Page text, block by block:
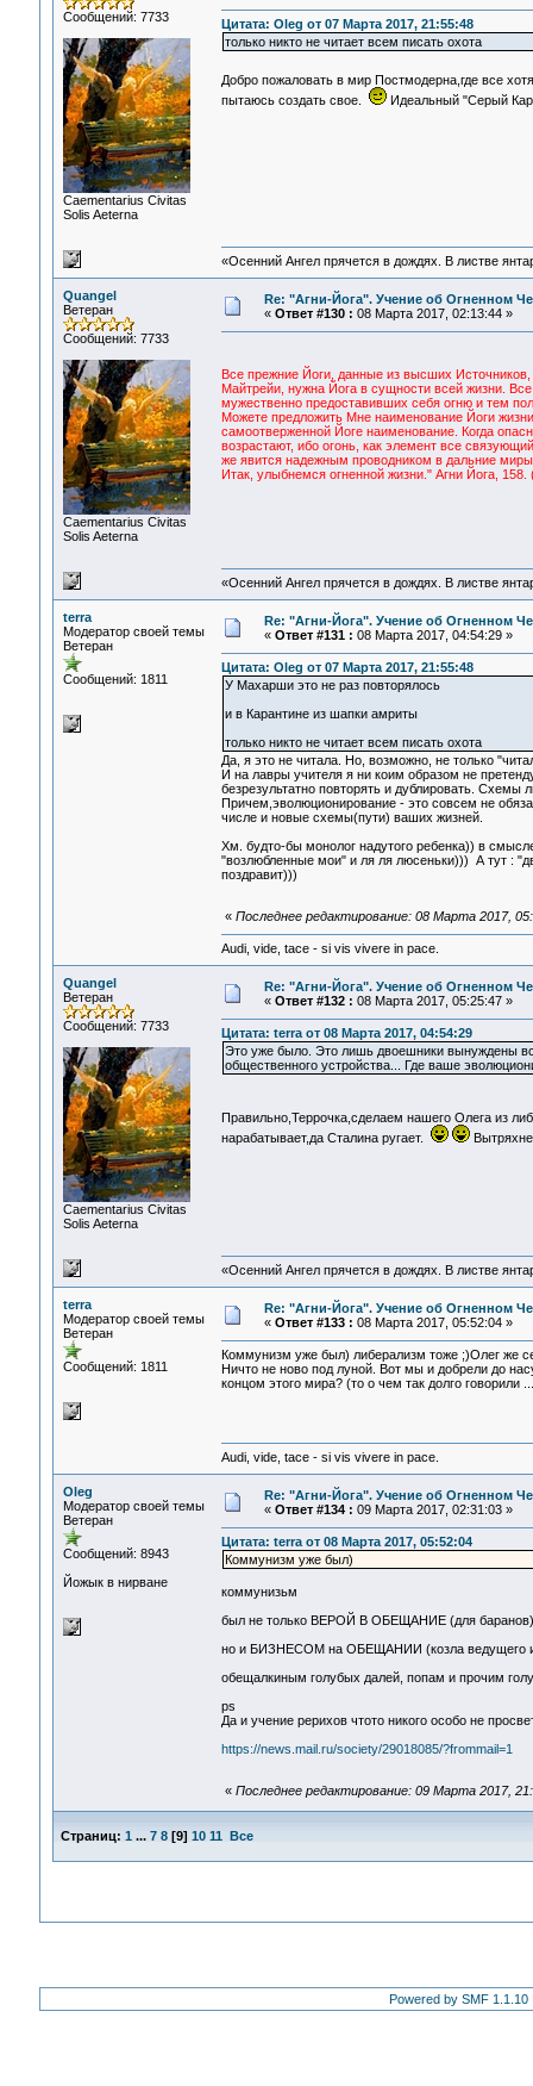
Сообщений: 7733
Сaementarius Civitas
Solis Aeterna
Цитата: Oleg от 07 Марта 2017, 21:55:48
только никто не читает всем писать охота
Добро пожаловать в мир Постмодерна,где все
пытаюсь создать свое.
Идеальный "Серый
«Осенний Ангел прячется в дождях. В листве
Quangel
Ветеран
Сообщений: 7733
Сaementarius Civitas
Solis Aeterna
Re: "Агни-Йога". Учение об Огненном
« Ответ #130 : 08 Марта 2017, 02:13:44 »
Все прежние Йоги, данные из высших
Майтрейи, нужна Йога в сущности всей жизни.
мужественно предоставивших себя огню и тем
Можете предложить Мне наименование Йоги
самоотверженной Йоге наименование. Когда
возрастают, ибо огонь, как элемент все
же явится надежным проводником в дальние
Итак, улыбнемся огненной жизни." Агни Йога,
«Осенний Ангел прячется в дождях. В листве
terra
Модератор своей темы
Ветеран
Сообщений: 1811
Re: "Агни-Йога". Учение об Огненном
« Ответ #131 : 08 Марта 2017, 04:54:29 »
Цитата: Oleg от 07 Марта 2017, 21:55:48
У Махарши это не раз повторялось
и в Карантине из шапки амриты
только никто не читает всем писать охота
Да, я это не читала. Но, возможно, не только
И на лавры учителя я ни коим образом не
безрезультатно повторять и дублировать.
Причем,эволюционирование - это совсем не
числе и новые схемы(пути) ваших жизней.
Хм. будто-бы монолог надутого ребенка)) в
"возлюбленные мои" и ля ля люсеньки))) А тут :
поздравит)))
« Последнее редактирование: 08 Марта 2017,
Audi, vide, tace - si vis vivere in pace.
Quangel
Ветеран
Сообщений: 7733
Сaementarius Civitas
Solis Aeterna
Re: "Агни-Йога". Учение об Огненном
« Ответ #132 : 08 Марта 2017, 05:25:47 »
Цитата: terra от 08 Марта 2017, 04:54:29
Это уже было. Это лишь двоешники вынуждены
общественного устройства... Где ваше
Правильно,Террочка,сделаем нашего Олега из
нарабатывает,да Сталина ругает.
«Осенний Ангел прячется в дождях. В листве
terra
Модератор своей темы
Ветеран
Сообщений: 1811
Re: "Агни-Йога". Учение об Огненном
« Ответ #133 : 08 Марта 2017, 05:52:04 »
Коммунизм уже был) либерализм тоже ;)Олег же
Ничто не ново под луной. Вот мы и добрели до
концом этого мира? (то о чем так долго говорили
Audi, vide, tace - si vis vivere in pace.
Oleg
Модератор своей темы
Ветеран
Сообщений: 8943
Йожык в нирване
Re: "Агни-Йога". Учение об Огненном
« Ответ #134 : 09 Марта 2017, 02:31:03 »
Цитата: terra от 08 Марта 2017, 05:52:04
Коммунизм уже был)
коммунизьм
был не только ВЕРОЙ В ОБЕЩАНИЕ (для баранов)
но и БИЗНЕСОМ на ОБЕЩАНИИ (козла ведущего
обещалкиным голубых далей, попам и прочим
ps
Да и учение рерихов чтото никого особо не
https://news.mail.ru/society/29018085/?frommail=1
« Последнее редактирование: 09 Марта 2017,
Страниц: 1 ... 7 8[9] 10 11 Все
Powered by SMF 1.1.10